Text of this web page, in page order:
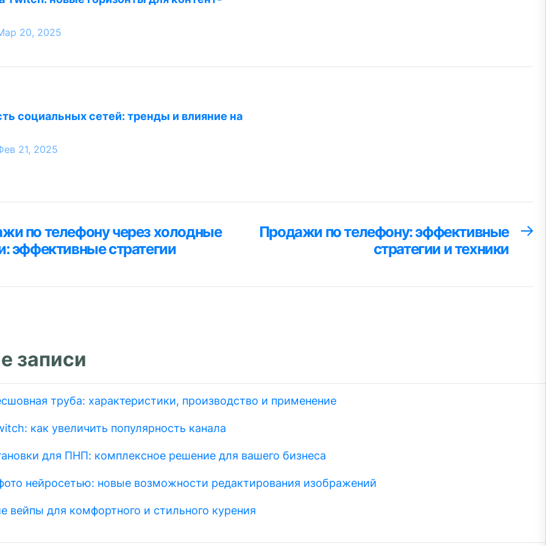
20, 2025
социальных сетей: тренды и влияние на
21, 2025
по телефону через холодные
эффективные стратегии
Продажи по телефону: эффективные
стратегии и техники
записи
труба: характеристики, производство и применение
как увеличить популярность канала
для ПНП: комплексное решение для вашего бизнеса
нейросетью: новые возможности редактирования изображений
вейпы для комфортного и стильного курения